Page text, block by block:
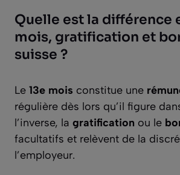
Quelle est la différence
mois, gratification et
suisse ?
Le 13e mois constitue une
régulière dès lors qu’il figure
l’inverse, la gratification ou le
facultatifs et relèvent de la
l’employeur.